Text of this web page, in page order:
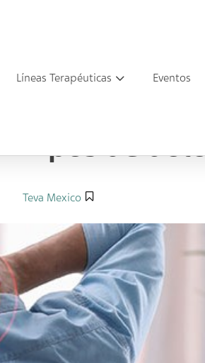
Líneas Terapéuticas Eventos
Tipos de dolor
Tipos de
Teva Mexico